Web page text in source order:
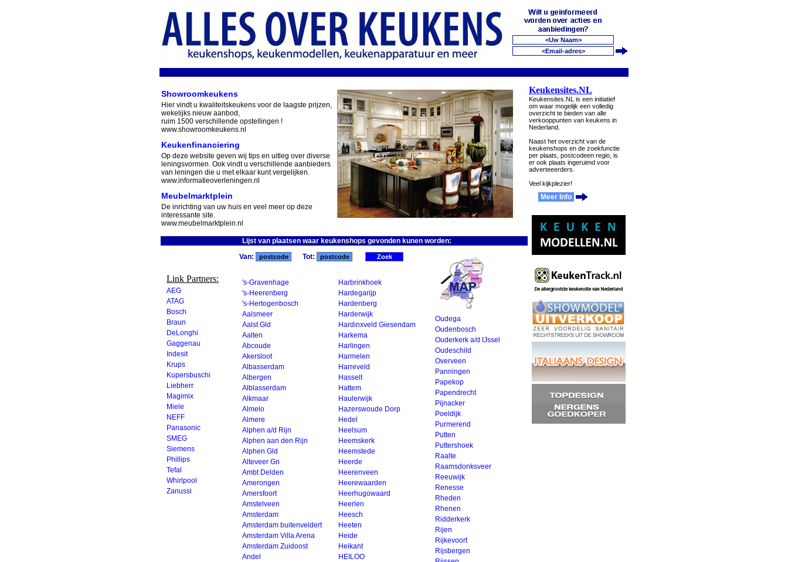
Showroomkeukens
Hier vindt u kwaliteitskeukens voor de laagste prijzen,
wekelijks nieuw aanbod,
ruim 1500 verschillende opstellingen !
www.showroomkeukens.nl
Keukenfinanciering
Op deze website geven wij tips en uitleg over diverse
leningsvormen. Ook vindt u verschillende aanbieders
van leningen die u met elkaar kunt vergelijken.
www.informatieoverleningen.nl
Meubelmarktplein
De inrichting van uw huis en veel meer op deze
interessante site.
www.meubelmarktplein.nl
Lijst van plaatsen waar keukenshops gevonden kunen worden:
Link Partners:
AEG
ATAG
Bosch
Braun
DeLonghi
Gaggenau
Indesit
Krups
Kupersbuschi
Liebherr
Magimix
Miele
NEFF
Panasonic
SMEG
Siemens
Phillips
Tefal
Whirlpool
Zanussi
Van: Tot:
Oudega
Oudenbosch
Ouderkerk a/d IJssel
Oudeschild
Overveen
Panningen
Papekop
Papendrecht
Pijnacker
Poeldijk
Purmerend
Putten
Puttershoek
Raalte
Raamsdonksveer
Reeuwijk
Renesse
Rheden
Rhenen
Ridderkerk
Rijen
Rijkevoort
Rijsbergen
's-Gravenhage
's-Heerenberg
's-Hertogenbosch
Aalsmeer
Aalst Gld
Aalten
Abcoude
Akersloot
Albasserdam
Albergen
Alblasserdam
Alkmaar
Almelo
Almere
Alphen a/d Rijn
Alphen aan den Rijn
Alphen Gld
Alteveer Gn
Ambt Delden
Amerongen
Amersfoort
Amstelveen
Amsterdam
Amsterdam buitenveldert
Amsterdam Villa Arena
Amsterdam Zuidoost
Andel
Harbrinkhoek
Hardegarijp
Hardenberg
Harderwijk
Hardinxveld Giesendam
Harkema
Harlingen
Harmelen
Harreveld
Hasselt
Hattem
Haulerwijk
Hazerswoude Dorp
Hedel
Heelsum
Heemskerk
Heemstede
Heerde
Heerenveen
Heerewaarden
Heerhugowaard
Heerlen
Heesch
Heeten
Heide
Heikant
HEILOO
Keukensites.NL
Keukensites.NL is een initiatief
om waar mogelijk een volledig
overzicht te bieden van alle
verkooppunten van keukens in
Nederland.
Naast het overzicht van de
keukenshops en de zoekfunctie
per plaats, postcodeen regio, is
er ook plaats ingeruimd voor
adverteeerders.
Veel kijkplezier!
Meer Info